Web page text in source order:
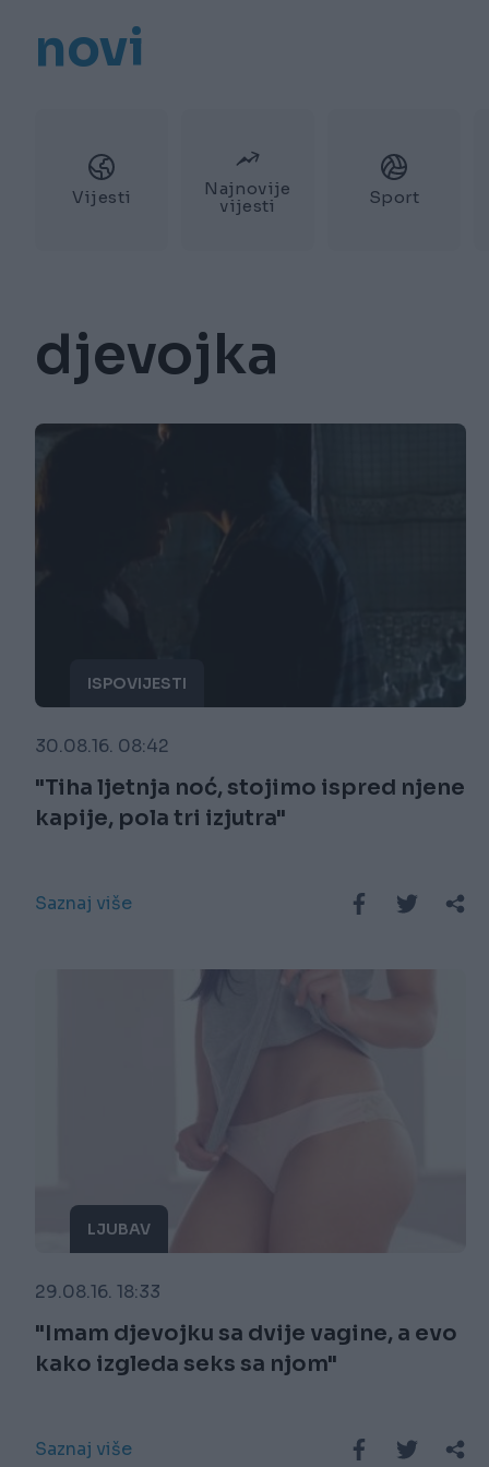
novi
Vijesti
Najnovije
vijesti
Sport
djevojka
ISPOVIJESTI
30.08.16. 08:42
"Tiha ljetnja noć, stojimo ispred njene
kapije, pola tri izjutra"
Saznaj više
LJUBAV
29.08.16. 18:33
"Imam djevojku sa dvije vagine, a evo
kako izgleda seks sa njom"
Saznaj više